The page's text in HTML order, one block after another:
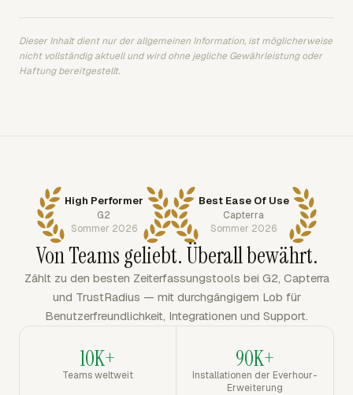
Dieser Inhalt dient nur der allgemeinen Information, ist möglicherweise
nicht vollständig aktuell und wird ohne jegliche Gewährleistung oder
Haftung bereitgestellt.
High Performer
G2
Sommer 2026
Best Ease Of Use
Capterra
Sommer 2026
Von Teams geliebt. Überall bewährt.
Zählt zu den besten Zeiterfassungstools bei G2, Capterra
und TrustRadius — mit durchgängigem Lob für
Benutzerfreundlichkeit, Integrationen und Support.
10K+
Teams weltweit
90K+
Installationen der Everhour-
Erweiterung